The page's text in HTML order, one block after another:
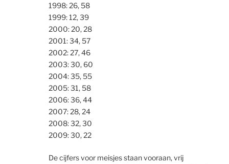
1998: 26, 58
1999: 12, 39
2000: 20, 28
2001: 34, 57
2002: 27, 46
2003: 30, 60
2004: 35, 55
2005: 31, 58
2006: 36, 44
2007: 28, 24
2008: 32, 30
2009: 30, 22
De cijfers voor meisjes staan vooraan, vrij